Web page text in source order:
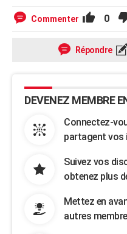
Commenter 0
Répondre
DEVENEZ MEMBRE
Connectez-
partagent vos
Suivez vos
obtenez plus
Mettez en
autres